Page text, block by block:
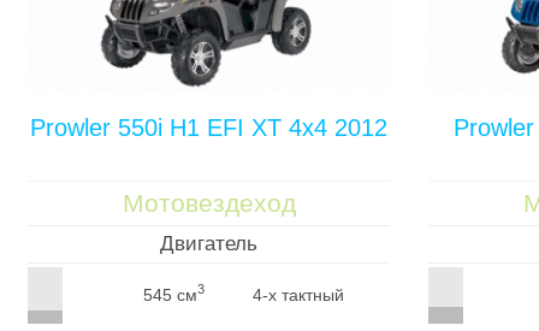
Prowler 550i H1 EFI XT 4x4 2012
Мотовездеход
Двигатель
545 см3 4-х тактный